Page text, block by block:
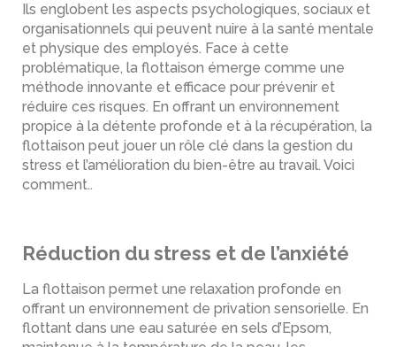
Ils englobent les aspects psychologiques, sociaux et
organisationnels qui peuvent nuire à la santé mentale
et physique des employés. Face à cette
problématique, la flottaison émerge comme une
méthode innovante et efficace pour prévenir et
réduire ces risques. En offrant un environnement
propice à la détente profonde et à la récupération, la
flottaison peut jouer un rôle clé dans la gestion du
stress et l’amélioration du bien-être au travail. Voici
comment..
Réduction du stress et de l’anxiété
La flottaison permet une relaxation profonde en
offrant un environnement de privation sensorielle. En
flottant dans une eau saturée en sels d’Epsom,